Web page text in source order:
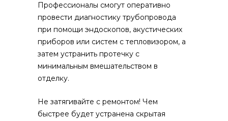
Профессионалы смогут оперативно
провести диагностику трубопровода
при помощи эндоскопов, акустических
приборов или систем с тепловизором, а
затем устранить протечку с
минимальным вмешательством в
отделку.
Не затягивайте с ремонтом! Чем
быстрее будет устранена скрытая